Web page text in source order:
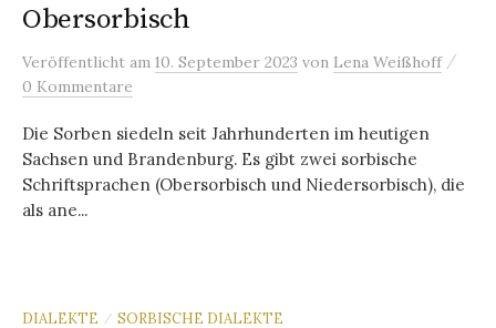
Obersorbisch
Veröffentlicht am 10. September 2023 von Lena Weißhoff /
0 Kommentare
Die Sorben siedeln seit Jahrhunderten im heutigen
Sachsen und Brandenburg. Es gibt zwei sorbische
Schriftsprachen (Obersorbisch und Niedersorbisch), die
als ane...
DIALEKTE / SORBISCHE DIALEKTE